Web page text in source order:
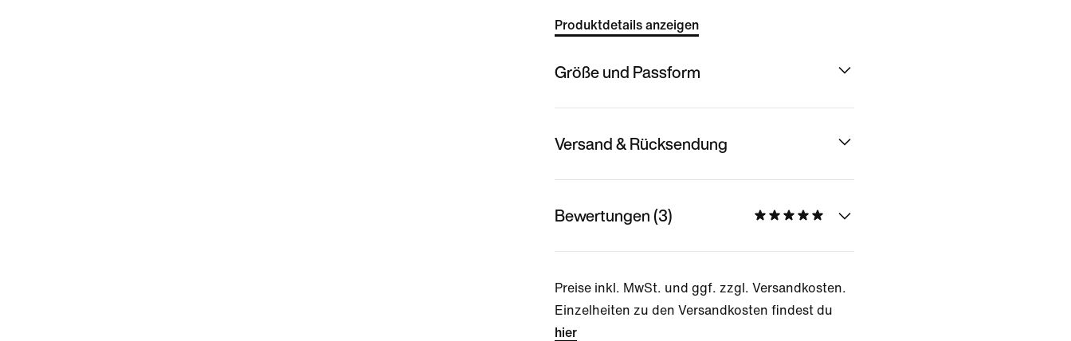
Produktdetails anzeigen
Größe und Passform
Versand & Rücksendung
Bewertungen (3)
Preise inkl. MwSt. und ggf. zzgl. Versandkosten.
Einzelheiten zu den Versandkosten findest du
hier